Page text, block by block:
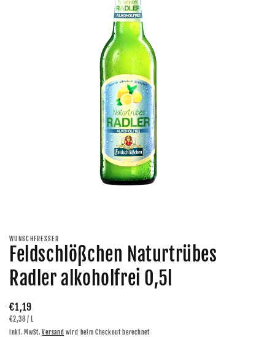
Modal
öffnen
WUNSCHFRESSER
Feldschlößchen Naturtrübes
Radler alkoholfrei 0,5l
Normaler
Preis
€1,19
GRUNDPREIS
€2,38 / PRO
L
inkl. MwSt.Versand wird beim Checkout berechnet